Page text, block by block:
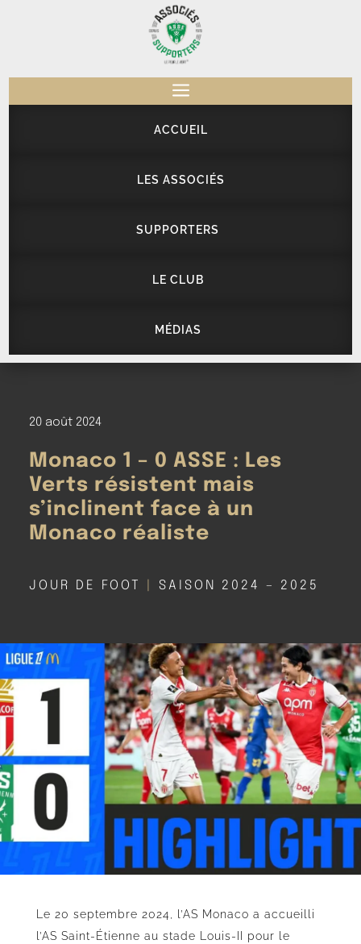
a
ACCUEIL
LES ASSOCIÉS
SUPPORTERS
LE CLUB
MÉDIAS
20 août 2024
Monaco 1 – 0 ASSE : Les
Verts résistent mais
s’inclinent face à un
Monaco réaliste
JOUR DE FOOT SAISON 2024 – 2025
Le 20 septembre 2024, l’AS Monaco a accueilli
l’AS Saint-Étienne au stade Louis-II pour le